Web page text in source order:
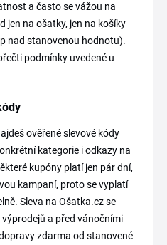
a často se vážou na
jen na ošatky, jen na košíky
nad stanovenou hodnotu).
podmínky uvedené u
ověřené slevové kódy
kategorie i odkazy na
kupóny platí jen pár dní,
kampaní, proto se vyplatí
Sleva na Ošatka.cz se
a před vánočními
zdarma od stanovené